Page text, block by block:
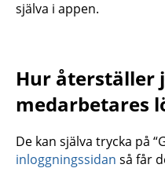
själva i appen.
Hur återställer
medarbetares
De kan själva trycka på
inloggningssidan så får